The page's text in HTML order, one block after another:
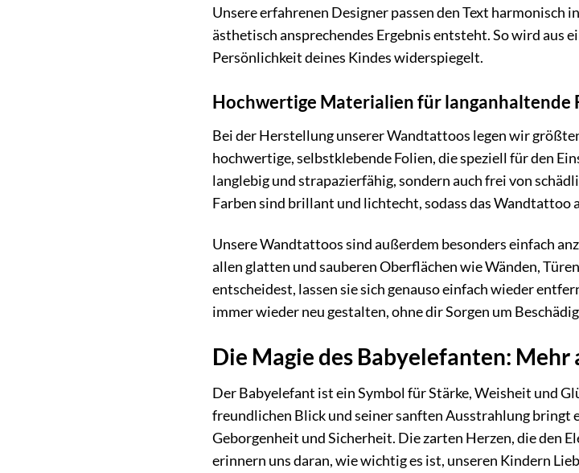
Unsere erfahrenen Designer passen den Text harmonisch
ästhetisch ansprechendes Ergebnis entsteht. So wird aus
Persönlichkeit deines Kindes widerspiegelt.
Hochwertige Materialien für langanhaltende
Bei der Herstellung unserer Wandtattoos legen wir
hochwertige, selbstklebende Folien, die speziell für den
langlebig und strapazierfähig, sondern auch frei von
Farben sind brillant und lichtecht, sodass das Wandtattoo
Unsere Wandtattoos sind außerdem besonders einfach
allen glatten und sauberen Oberflächen wie Wänden,
entscheidest, lassen sie sich genauso einfach wieder
immer wieder neu gestalten, ohne dir Sorgen um
Die Magie des Babyelefanten:
Der Babyelefant ist ein Symbol für Stärke, Weisheit und
freundlichen Blick und seiner sanften Ausstrahlung bringt
Geborgenheit und Sicherheit. Die zarten Herzen, die den
erinnern uns daran, wie wichtig es ist, unseren Kindern